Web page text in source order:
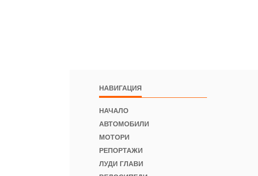
НАВИГАЦИЯ
НАЧАЛО
АВТОМОБИЛИ
МОТОРИ
РЕПОРТАЖИ
ЛУДИ ГЛАВИ